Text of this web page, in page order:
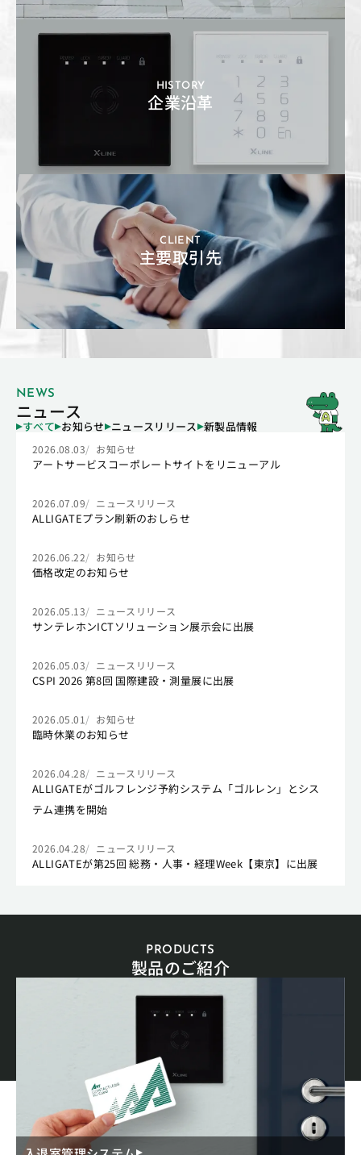
HISTORY
企業沿革
CLIENT
主要取引先
NEWS
ニュース
すべて お知らせ ニュースリリース 新製品情報
2026.08.03 お知らせ
アートサービスコーポレートサイトをリニューアル
2026.07.09 ニュースリリース
ALLIGATEプラン刷新のおしらせ
2026.06.22 お知らせ
価格改定のお知らせ
2026.05.13 ニュースリリース
サンテレホンICTソリューション展示会に出展
2026.05.03 ニュースリリース
CSPI 2026 第8回 国際建設・測量展に出展
2026.05.01 お知らせ
臨時休業のお知らせ
2026.04.28 ニュースリリース
ALLIGATEがゴルフレンジ予約システム「ゴルレン」とシス
テム連携を開始
2026.04.28 ニュースリリース
ALLIGATEが第25回 総務・人事・経理Week【東京】に出展
PRODUCTS
製品のご紹介